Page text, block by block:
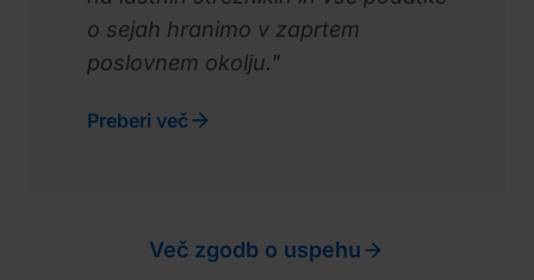
o sejah hranimo v zaprtem
poslovnem okolju."
Preberi več
Več zgodb o uspehu